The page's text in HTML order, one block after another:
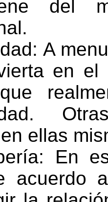
del
A
en el
ellas
En
acuerdo